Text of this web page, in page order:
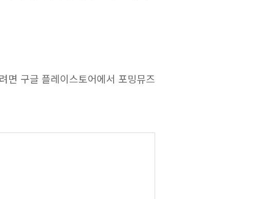
면 구글 플레이스토어에서 포밍뮤즈